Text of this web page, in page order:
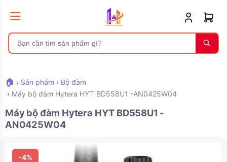
🏠 › Sản phẩm › Bộ đàm
› Máy bộ đàm Hytera HYT BD558U1 -AN0425W04
Máy bộ đàm Hytera HYT BD558U1 -
AN0425W04
-4%